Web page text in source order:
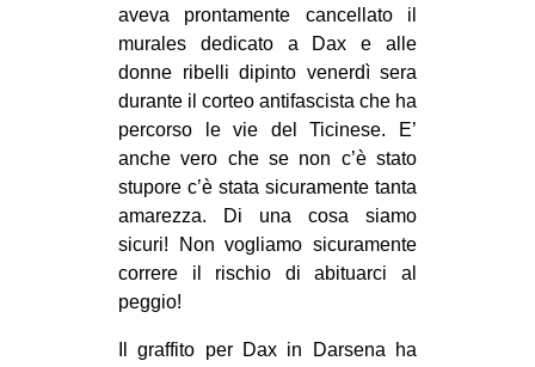
INTERNAZIONALE
AFRICA
AMERICHE
ESTREMO ORIENTE
MEDIO ORIENTE
MONDO
aveva prontamente cancellato il
murales dedicato a Dax e alle
donne ribelli dipinto venerdì sera
durante il corteo antifascista che ha
percorso le vie del Ticinese. E’
anche vero che se non c’è stato
stupore c’è stata sicuramente tanta
amarezza. Di una cosa siamo
sicuri! Non vogliamo sicuramente
correre il rischio di abituarci al
peggio!
Il graffito per Dax in Darsena ha